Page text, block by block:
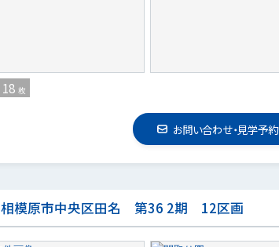
18 枚
お問い合わせ・見学予約
相模原市中央区田名 第36 2期 12区画